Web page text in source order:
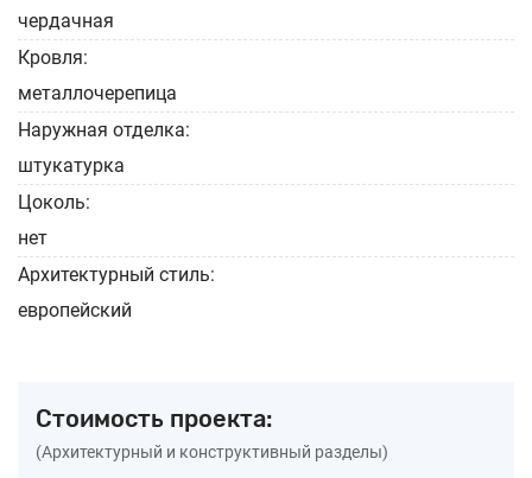
чердачная
Кровля:
металлочерепица
Наружная отделка:
штукатурка
Цоколь:
нет
Архитектурный стиль:
европейский
Стоимость проекта:
(Архитектурный и конструктивный разделы)